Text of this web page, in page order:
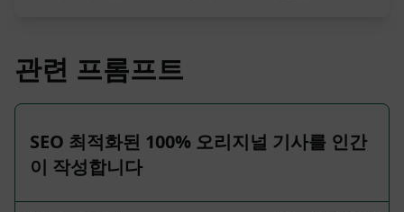
관련 프롬프트
SEO 최적화된 100% 오리지널 기사를 인간
이 작성합니다